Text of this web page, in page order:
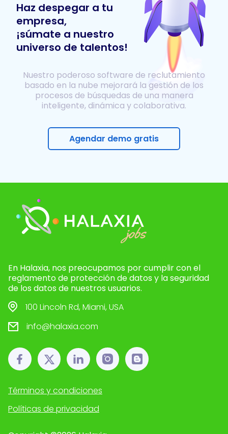
Haz despegar a tu
empresa,
¡súmate a nuestro
universo de talentos!
Nuestro poderoso software de reclutamiento
basado en la nube mejorará la gestión de los
procesos de búsquedas de una manera
inteligente, dinámica y colaborativa.
Agendar demo gratis
En Halaxia, nos preocupamos por cumplir con el
reglamento de protección de datos y la seguridad
de los datos de nuestros usuarios.
100 Lincoln Rd, Miami, USA
info@halaxia.com
Términos y condiciones
Políticas de privacidad